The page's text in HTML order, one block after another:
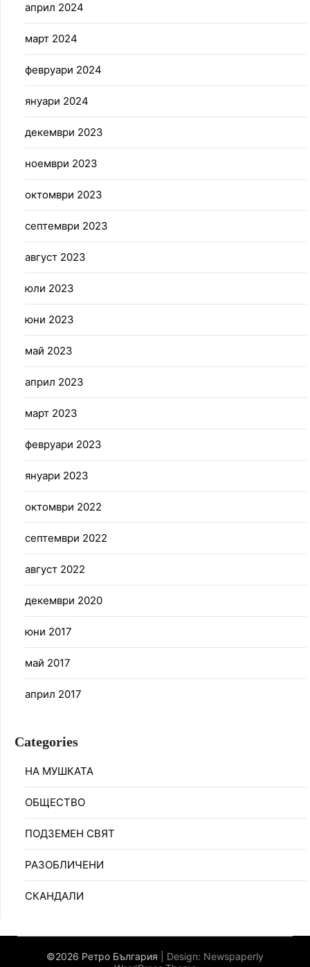
април 2024
март 2024
февруари 2024
януари 2024
декември 2023
ноември 2023
октомври 2023
септември 2023
август 2023
юли 2023
юни 2023
май 2023
април 2023
март 2023
февруари 2023
януари 2023
октомври 2022
септември 2022
август 2022
декември 2020
юни 2017
май 2017
април 2017
Categories
НА МУШКАТА
ОБЩЕСТВО
ПОДЗЕМЕН СВЯТ
РАЗОБЛИЧЕНИ
СКАНДАЛИ
©2026 Ретро България | Design: Newspaperly